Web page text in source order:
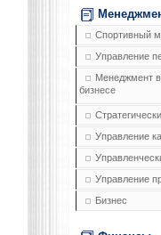
Спортивный
Управление
Менеджмент
бизнесе
Управление
Управление
Бизнес